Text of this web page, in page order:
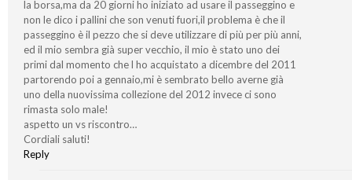
la borsa,ma da 20 giorni ho iniziato ad usare il passeggino e
non le dico i pallini che son venuti fuori,il problema è che il
passeggino è il pezzo che si deve utilizzare di più per più anni,
ed il mio sembra già super vecchio, il mio è stato uno dei
primi dal momento che l ho acquistato a dicembre del 2011
partorendo poi a gennaio,mi è sembrato bello averne già
uno della nuovissima collezione del 2012 invece ci sono
rimasta solo male!
aspetto un vs riscontro…
Cordiali saluti!
Reply